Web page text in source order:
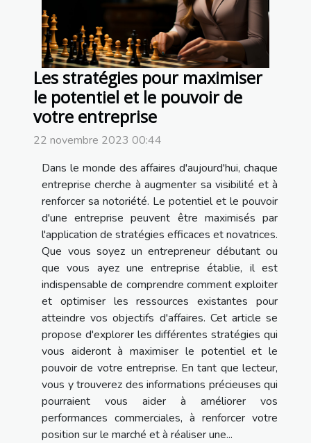
Les stratégies pour maximiser
le potentiel et le pouvoir de
votre entreprise
22 novembre 2023 00:44
Dans le monde des affaires d'aujourd'hui, chaque
entreprise cherche à augmenter sa visibilité et à
renforcer sa notoriété. Le potentiel et le pouvoir
d'une entreprise peuvent être maximisés par
l'application de stratégies efficaces et novatrices.
Que vous soyez un entrepreneur débutant ou
que vous ayez une entreprise établie, il est
indispensable de comprendre comment exploiter
et optimiser les ressources existantes pour
atteindre vos objectifs d'affaires. Cet article se
propose d'explorer les différentes stratégies qui
vous aideront à maximiser le potentiel et le
pouvoir de votre entreprise. En tant que lecteur,
vous y trouverez des informations précieuses qui
pourraient vous aider à améliorer vos
performances commerciales, à renforcer votre
position sur le marché et à réaliser une...